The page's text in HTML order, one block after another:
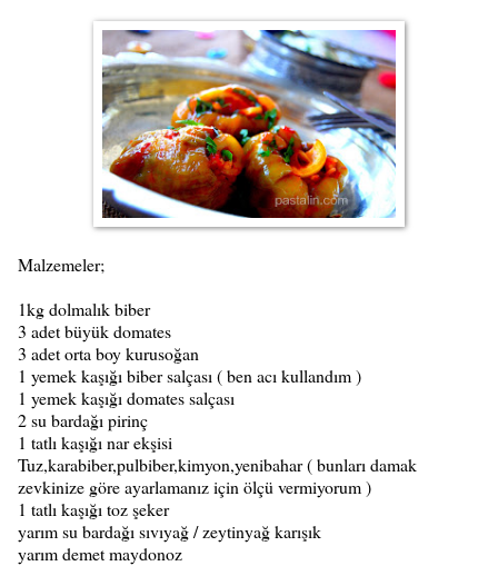
Malzemeler;
1kg dolmalık biber
3 adet büyük domates
3 adet orta boy kurusoğan
1 yemek kaşığı biber salçası ( ben acı kullandım )
1 yemek kaşığı domates salçası
2 su bardağı pirinç
1 tatlı kaşığı nar ekşisi
Tuz,karabiber,pulbiber,kimyon,yenibahar ( bunları damak
zevkinize göre ayarlamanız için ölçü vermiyorum )
1 tatlı kaşığı toz şeker
yarım su bardağı sıvıyağ / zeytinyağ karışık
yarım demet maydonoz